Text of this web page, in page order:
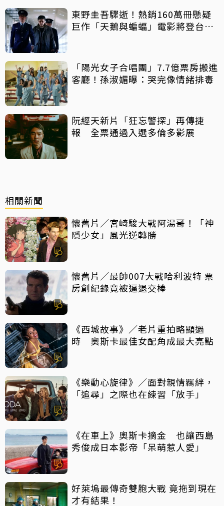
東野圭吾驟逝！熱銷160萬冊懸疑
巨作「天鵝與蝙蝠」電影將登台上
「陽光女子合唱團」7.7億票房搬進
客廳！孫淑媚曝：哭完像情緒排毒
阮經天新片「狂忘警探」再傳捷
報 全票通過入選多倫多影展
相關新聞
懷舊片／宮崎駿大戰阿湯哥！「神
隱少女」風光逆轉勝
懷舊片／最帥007大戰哈利波特 票
房創紀錄竟被逼退交棒
《西城故事》／老片重拍略顯過
時 奧斯卡最佳女配角成最大亮點
《樂動心旋律》／面對親情羈絆，
「追尋」之際也在練習「放手」
《在車上》奧斯卡摘金 也讓西島
秀俊成日本影帝「呆萌惹人愛」
好萊塢最傳奇雙胞大戰 竟拖到現在
才有結果！